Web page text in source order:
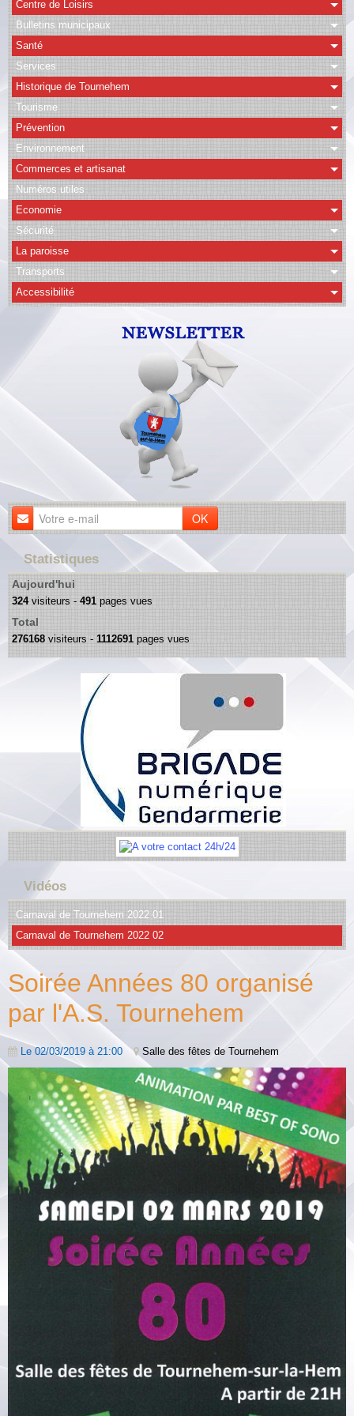
CAPSO
Agenda
Albums
Vidéos
Facebook
Contact
Centre de Loisirs
Bulletins municipaux
Santé
Services
Historique de Tournehem
Tourisme
Prévention
Environnement
Commerces et artisanat
Numéros utiles
Economie
Sécurité
La paroisse
Transports
Accessibilité
OK
Statistiques
Aujourd'hui
324visiteurs - 491 pages vues
Total
276168 visiteurs - 1112691 pages vues
Vidéos
Carnaval de Tournehem 2022 01
Carnaval de Tournehem 2022 02
Soirée Années 80 organisé
par l'A.S. Tournehem
Le 02/03/2019 à 21:00 Salle des fêtes de Tournehem